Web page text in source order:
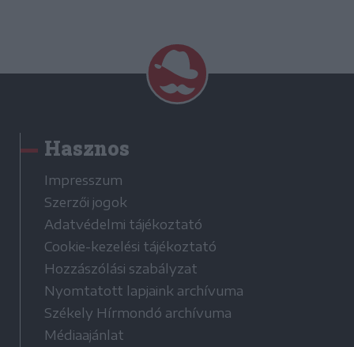
Hasznos
Impresszum
Szerzői jogok
Adatvédelmi tájékoztató
Cookie-kezelési tájékoztató
Hozzászólási szabályzat
Nyomtatott lapjaink archívuma
Székely Hírmondó archívuma
Médiaajánlat